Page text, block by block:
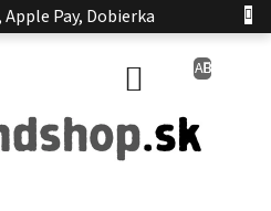
Pay, Dobierka
NÁKUPNÝ